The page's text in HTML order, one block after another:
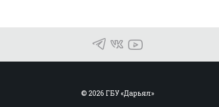
© 2026 ГБУ «Дарьял»